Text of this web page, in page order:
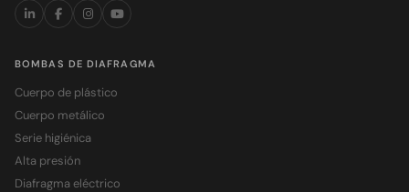
BOMBAS DE DIAFRAGMA
Cuerpo de plástico
Cuerpo metálico
Serie higiénica
Alta presión
Diafragma eléctrico